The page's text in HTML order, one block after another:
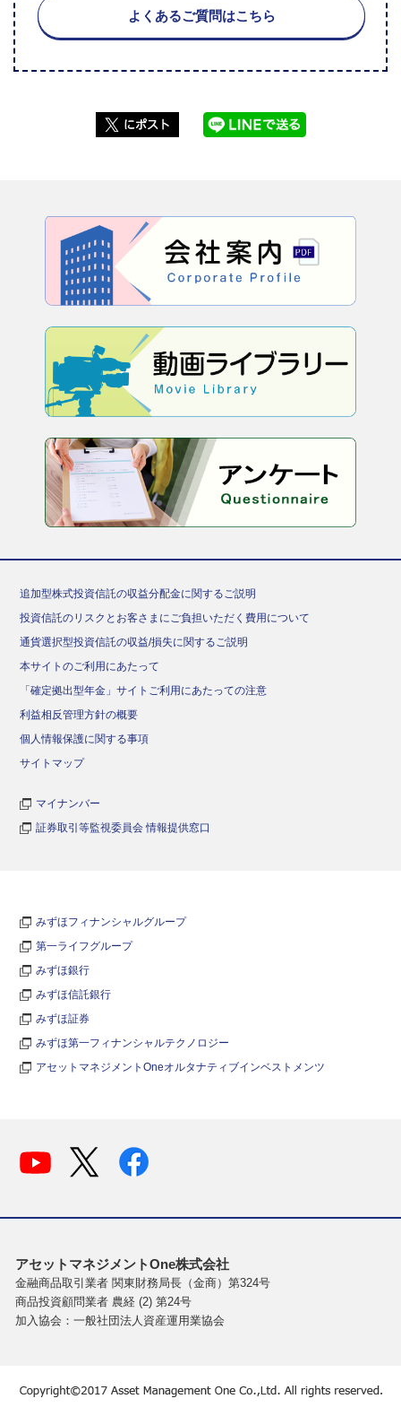
よくあるご質問はこちら
追加型株式投資信託の収益分配金に関するご説明
投資信託のリスクとお客さまにご負担いただく費用について
通貨選択型投資信託の収益/損失に関するご説明
本サイトのご利用にあたって
「確定拠出型年金」サイトご利用にあたっての注意
利益相反管理方針の概要
個人情報保護に関する事項
サイトマップ
マイナンバー
証券取引等監視委員会 情報提供窓口
みずほフィナンシャルグループ
第一ライフグループ
みずほ銀行
みずほ信託銀行
みずほ証券
みずほ第一フィナンシャルテクノロジー
アセットマネジメントOneオルタナティブインベストメンツ
アセットマネジメントOne株式会社
金融商品取引業者 関東財務局長（金商）第324号
商品投資顧問業者 農経 (2) 第24号
加入協会：一般社団法人資産運用業協会